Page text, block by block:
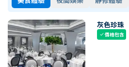
灰色珍珠
check價格包含